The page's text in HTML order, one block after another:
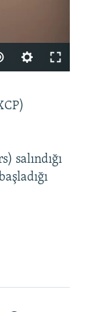
360p
720p
1080p
salındığı